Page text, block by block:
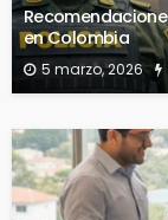
en Colombia
5 marzo, 2026